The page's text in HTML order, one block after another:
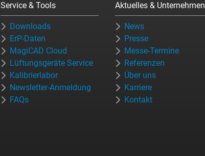
Service & Tools
Downloads
ErP-Daten
MagiCAD Cloud
Lüftungsgeräte Service
Kalibrierlabor
Newsletter-Anmeldung
FAQs
Aktuelles & Unternehmen
News
Presse
Messe-Termine
Referenzen
Über uns
Karriere
Kontakt